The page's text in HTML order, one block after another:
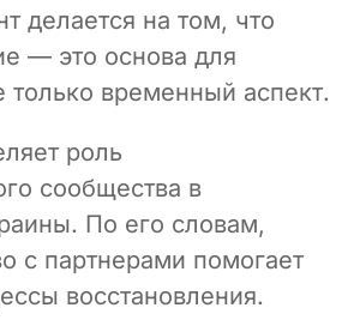
делается на том, что
— это основа для
только временный аспект.
роль
сообщества в
По его словам,
с партнерами помогает
восстановления.